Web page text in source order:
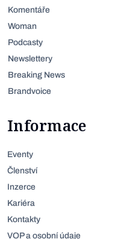
Komentáře
Woman
Podcasty
Newslettery
Breaking News
Brandvoice
Informace
Eventy
Členství
Inzerce
Kariéra
Kontakty
VOP a osobní údaje